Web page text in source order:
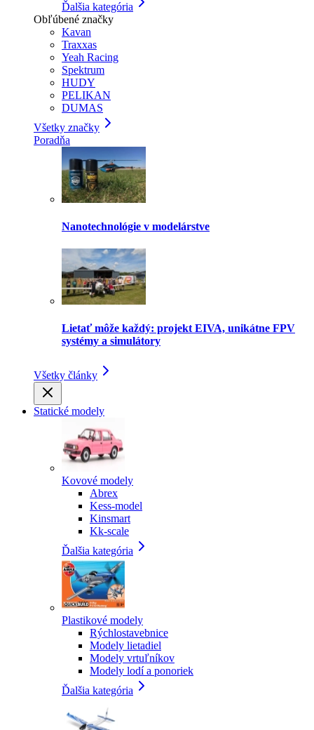
Ďalšia kategória
Obľúbené značky
Kavan
Traxxas
Yeah Racing
Spektrum
HUDY
PELIKAN
DUMAS
Všetky značky
Poradňa
Nanotechnológie v modelárstve
Lietať môže každý: projekt EIVA, unikátne FPV
systémy a simulátory
Všetky články
Statické modely
Kovové modely
Abrex
Kess-model
Kinsmart
Kk-scale
Ďalšia kategória
Plastikové modely
Rýchlostavebnice
Modely lietadiel
Modely vrtuľníkov
Modely lodí a ponoriek
Ďalšia kategória